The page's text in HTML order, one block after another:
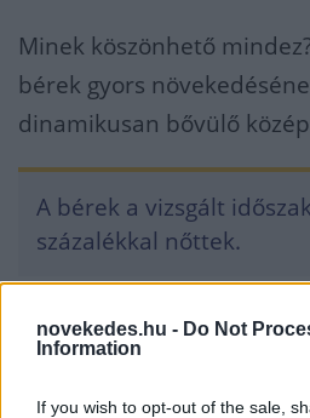
novekedes.hu - Do Not
Information
If you wish to opt-out of the sale,
Minek köszönhető
bérek gyors
dinamikusan bővülő
A bérek a vizsgált
százalékkal nőttek.
A középosztály mérete
alapján) egyes számítások
évtized közepén lehagyta